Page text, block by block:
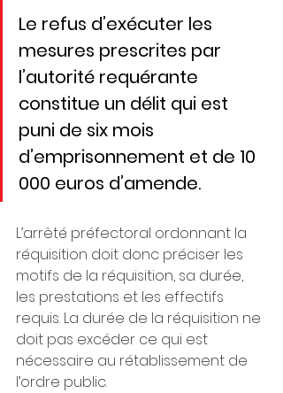
Le refus d’exécuter les
mesures prescrites par
l’autorité requérante
constitue un délit qui est
puni de six mois
d’emprisonnement et de 10
000 euros d’amende.
L’arrêté préfectoral ordonnant la
réquisition doit donc préciser les
motifs de la réquisition, sa durée,
les prestations et les effectifs
requis. La durée de la réquisition ne
doit pas excéder ce qui est
nécessaire au rétablissement de
l’ordre public.